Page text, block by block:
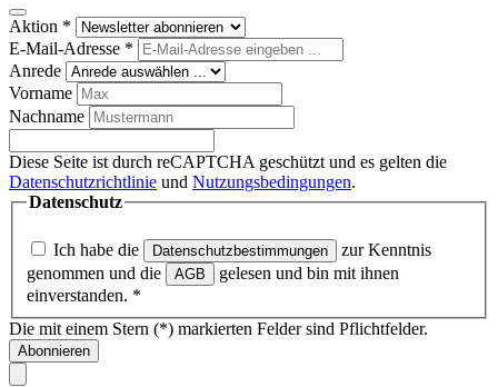
Aktion *
E-Mail-Adresse *
Anrede
Vorname
Nachname
Diese Seite ist durch reCAPTCHA geschützt und es gelten die
Datenschutzrichtlinie und Nutzungsbedingungen.
Datenschutz
Ich habe die Datenschutzbestimmungen
zur Kenntnis
genommen und die
AGB
gelesen und bin mit ihnen
einverstanden. *
Die mit einem Stern (*) markierten Felder sind Pflichtfelder.
Abonnieren